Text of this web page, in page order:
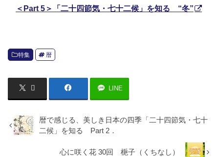
＜Part 5＞「二十四節気・七十二候」を知る “冬”
特集 暦
LINE
暦で感じる、美しき日本の四季「二十四節気・七十
二候」を知る Part 2．
心に咲く花 30回 梔子（くちなし）